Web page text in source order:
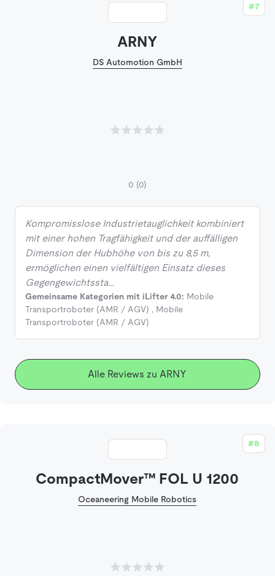
#7
ARNY
DS Automotion GmbH
0 (0)
Kompromisslose Industrietauglichkeit kombiniert
mit einer hohen Tragfähigkeit und der auffälligen
Dimension der Hubhöhe von bis zu 8,5 m,
ermöglichen einen vielfältigen Einsatz dieses
Gegengewichtssta…
Gemeinsame Kategorien mit iLifter 4.0: Mobile
Transportroboter (AMR / AGV) , Mobile
Transportroboter (AMR / AGV)
Alle Reviews zu ARNY
#8
CompactMover™ FOL U 1200
Oceaneering Mobile Robotics